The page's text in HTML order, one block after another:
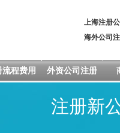
上海注册公
海外公司注
流程费用 外资公司注册
注册新